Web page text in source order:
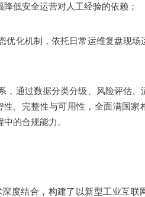
低安全运营对人工经验的依赖；
优化机制，依托日常运维复盘现场
，通过数据分类分级、风险评估、
、完整性与可用性，全面满国家
的合规能力。
度结合，构建了以新型工业互联